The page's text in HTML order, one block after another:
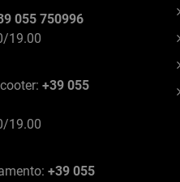
055 750996
19.00
+39 055
19.00
+39 055